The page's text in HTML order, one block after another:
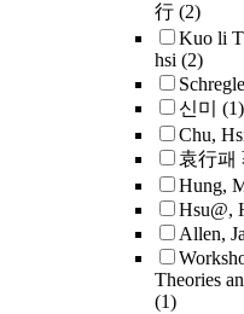
行 (2)
Kuo li
hsi (2)
신미 (1)
Chu,
袁行패
Hung,
Hsu@,
Allen,
Theories
(1)